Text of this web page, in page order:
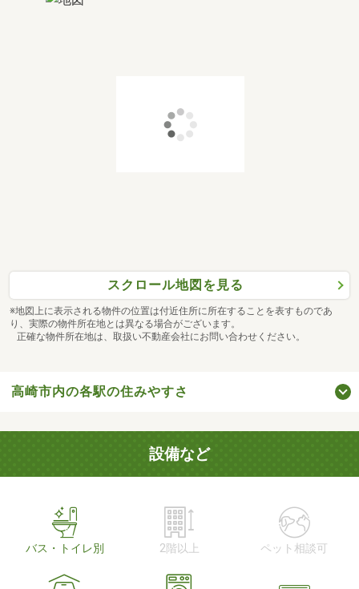
スクロール地図を見る
※地図上に表示される物件の位置は付近住所に所在することを表すものであ
り、実際の物件所在地とは異なる場合がございます。
正確な物件所在地は、取扱い不動産会社にお問い合わせください。
高崎市内の各駅の住みやすさ
設備など
バス・トイレ別 2階以上 ペット相談可